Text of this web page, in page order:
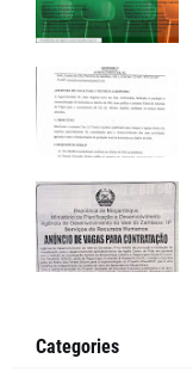
Categories